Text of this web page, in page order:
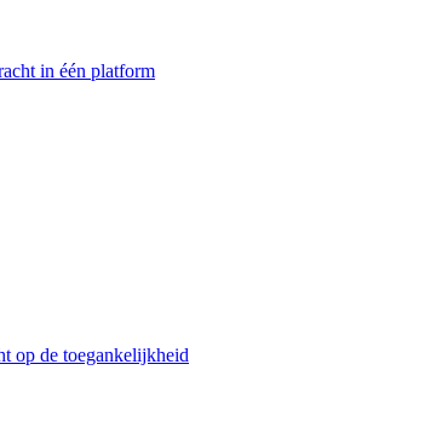
in één platform
op de toegankelijkheid